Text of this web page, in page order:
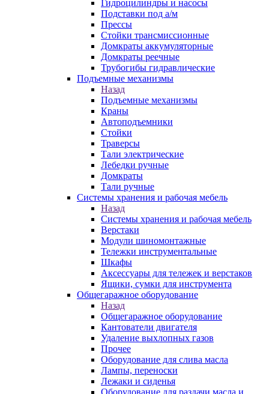
Гидроцилиндры и насосы
Подставки под а/м
Прессы
Стойки трансмиссионные
Домкраты аккумуляторные
Домкраты реечные
Трубогибы гидравлические
Подъемные механизмы
Назад
Подъемные механизмы
Краны
Автоподъемники
Стойки
Траверсы
Тали электрические
Лебедки ручные
Домкраты
Тали ручные
Системы хранения и рабочая мебель
Назад
Системы хранения и рабочая мебель
Верстаки
Модули шиномонтажные
Тележки инструментальные
Шкафы
Аксессуары для тележек и верстаков
Ящики, сумки для инструмента
Общегаражное оборудование
Назад
Общегаражное оборудование
Кантователи двигателя
Удаление выхлопных газов
Прочее
Оборудование для слива масла
Лампы, переноски
Лежаки и сиденья
Оборудование для раздачи масла и